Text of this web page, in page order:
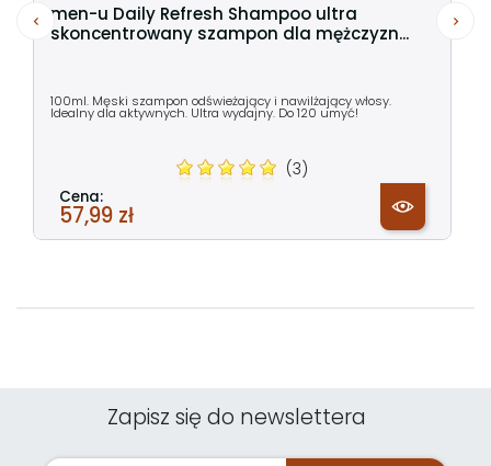
men-u Daily Refresh Shampoo ultra
skoncentrowany szampon dla mężczyzn...
100ml. Męski szampon odświeżający i nawilżający włosy.
Idealny dla aktywnych. Ultra wydajny. Do 120 umyć!
(3)
Cena:
57,99 zł
Zapisz się do newslettera